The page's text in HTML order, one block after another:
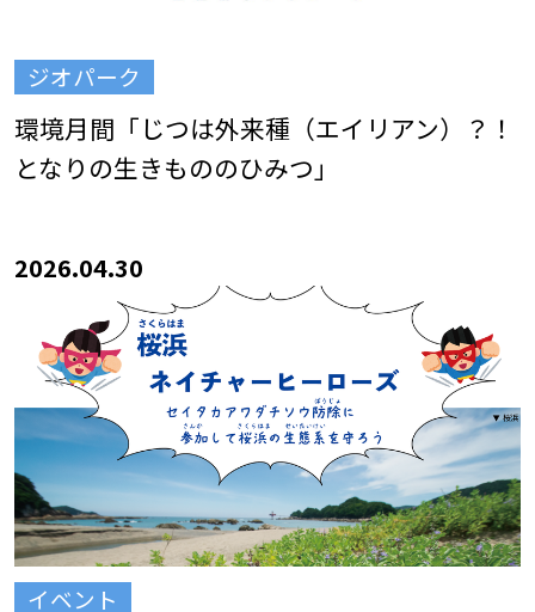
ジオパーク
環境月間「じつは外来種（エイリアン）？！
となりの生きもののひみつ」
2026.04.30
イベント